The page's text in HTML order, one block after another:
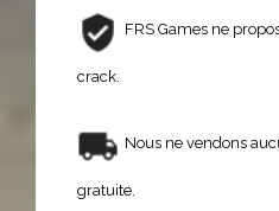
FRS Games ne
crack.
Nous ne vendons
gratuite.